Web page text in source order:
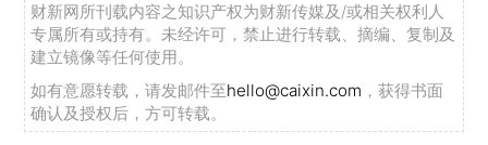
财新网所刊载内容之知识产权为财新传媒及/或相关权利人
专属所有或持有。未经许可，禁止进行转载、摘编、复制及
建立镜像等任何使用。
如有意愿转载，请发邮件至hello@caixin.com ，获得书面
确认及授权后，方可转载。